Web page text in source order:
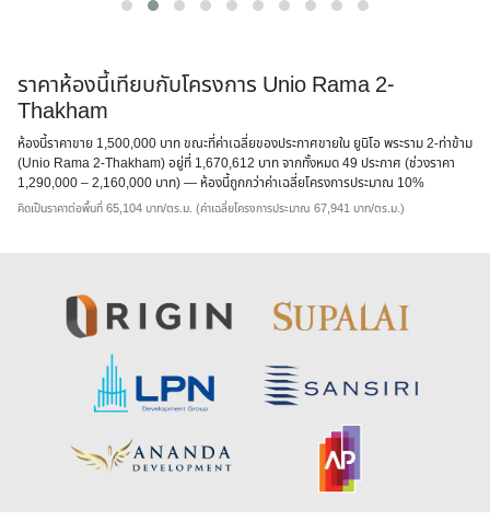
ราคาห้องนี้เทียบกับโครงการ Unio Rama 2-
Thakham
ห้องนี้ราคาขาย 1,500,000 บาท ขณะที่ค่าเฉลี่ยของประกาศขายใน ยูนิโอ พระราม 2-ท่าข้าม
(Unio Rama 2-Thakham) อยู่ที่ 1,670,612 บาท จากทั้งหมด 49 ประกาศ (ช่วงราคา
1,290,000 – 2,160,000 บาท) — ห้องนี้ถูกกว่าค่าเฉลี่ยโครงการประมาณ 10%
คิดเป็นราคาต่อพื้นที่ 65,104 บาท/ตร.ม. (ค่าเฉลี่ยโครงการประมาณ 67,941 บาท/ตร.ม.)